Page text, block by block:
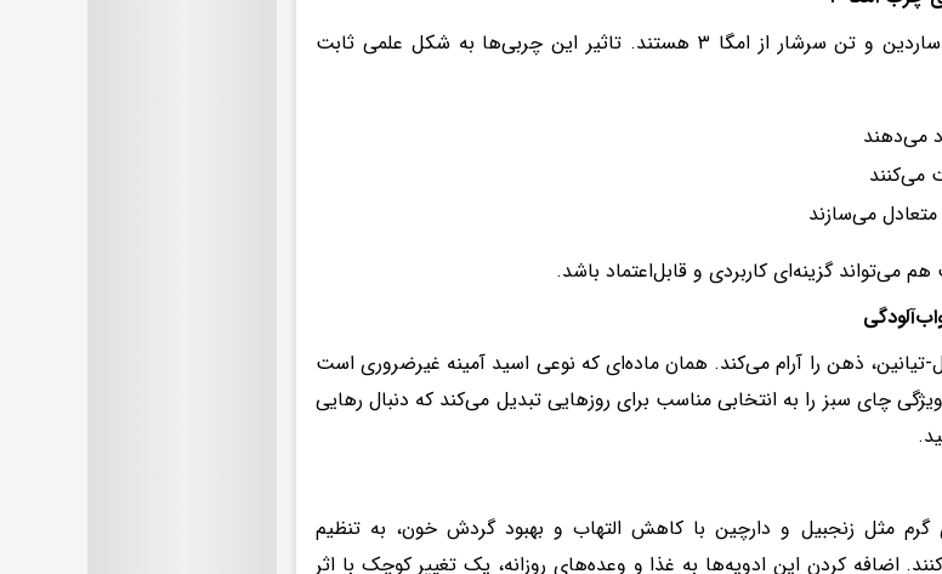
ماهی‌هایی مثل سالمون، ساردین و تن سرشار از امگا ۳ هستند. تاثیر این چربی‌ها به شکل علمی ثابت
می‌دهند
می‌کنند
می‌سازند
می‌تواند گزینه‌ای کاربردی و قابل‌اعتماد باشد.
تیانین، ذهن را آرام می‌کند. همان ماده‌ای که نوعی اسید آمینه غیرضروری است
چای سبز را به انتخابی مناسب برای روزهایی تبدیل می‌کند که دنبال رهایی
گرم مثل زنجبیل و دارچین با کاهش التهاب و بهبود گردش خون، به تنظیم
اضافه کردن این ادویه‌ها به غذا و وعده‌های روزانه، یک تغییر کوچک با اثر